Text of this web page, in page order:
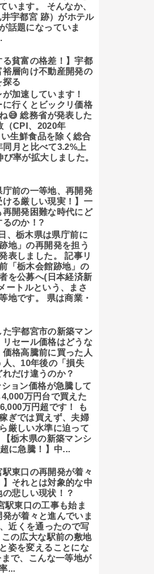
います。 そんなか、
宇都宮 跡）がホテル
話題になっていま
る貧富の格差！】宇都
裕層向け不動産開発の
探る
加速しています！
に行くとビックリ価格
😅 総務省が発表した
（CPI、2020年
生鮮食品を除く総合
月と比べて3.2%上
率が拡大しました。
庁前の一等地、再開発
ける厳しい現実！】一
再開発困難な時代にど
るのか！?
、栃木県は県庁前に
地」の再開発を担う
表しました。 記事リ
「栃木会館跡地」の
を公募へ(日本経済新
ートルという、まさ
地です。 県は商業・
た宇都宮市の新築マン
リセール価格はどうな
価格高騰前に買った人
人、10年後の「損失
だけ違うのか？
ョン価格が急騰して
万円台で買えた
万円超です！ も
ぎでは買えず、夫婦
厳しい水準に迫って
栃木県の新築マンシ
に急騰！】中...
駅東口の再開発が着々
】それとは対象的な中
悲しい現状！？
駅東口の工事も始ま
発が着々と進んでいま
近くを通ったので写
の広大な駅前の敷地
姿を変えることにな
で、こんな一等地が
...